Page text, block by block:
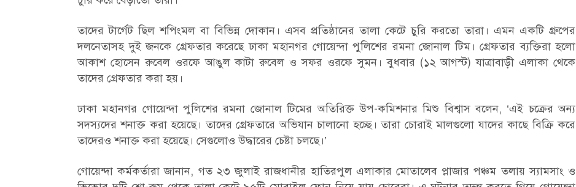
তাদের টার্গেট ছিল শপিংমল বা বিভিন্ন দোকান। এসব প্রতিষ্ঠানের তালা কেটে চুরি করতো তারা। এমন একটি গ্রুপের
দলনেতাসহ দুই জনকে গ্রেফতার করেছে ঢাকা মহানগর গোয়েন্দা পুলিশের রমনা জোনাল টিম। গ্রেফতার ব্যক্তিরা হলো
আকাশ হোসেন রুবেল ওরফে আঙুল কাটা রুবেল ও সফর ওরফে সুমন। বুধবার (১২ আগস্ট) যাত্রাবাড়ী এলাকা থেকে
তাদের গ্রেফতার করা হয়।
ঢাকা মহানগর গোয়েন্দা পুলিশের রমনা জোনাল টিমের অতিরিক্ত উপ-কমিশনার মিশু বিশ্বাস বলেন, ‘এই চক্রের অন্য
সদস্যদের শনাক্ত করা হয়েছে। তাদের গ্রেফতারে অভিযান চালানো হচ্ছে। তারা চোরাই মালগুলো যাদের কাছে বিক্রি করে
তাদেরও শনাক্ত করা হয়েছে। সেগুলোও উদ্ধারের চেষ্টা চলছে।’
গোয়েন্দা কর্মকর্তারা জানান, গত ২৩ জুলাই রাজধানীর হাতিরপুল এলাকার মোতালেব প্লাজার পঞ্চম তলায় স্যামসাং ও